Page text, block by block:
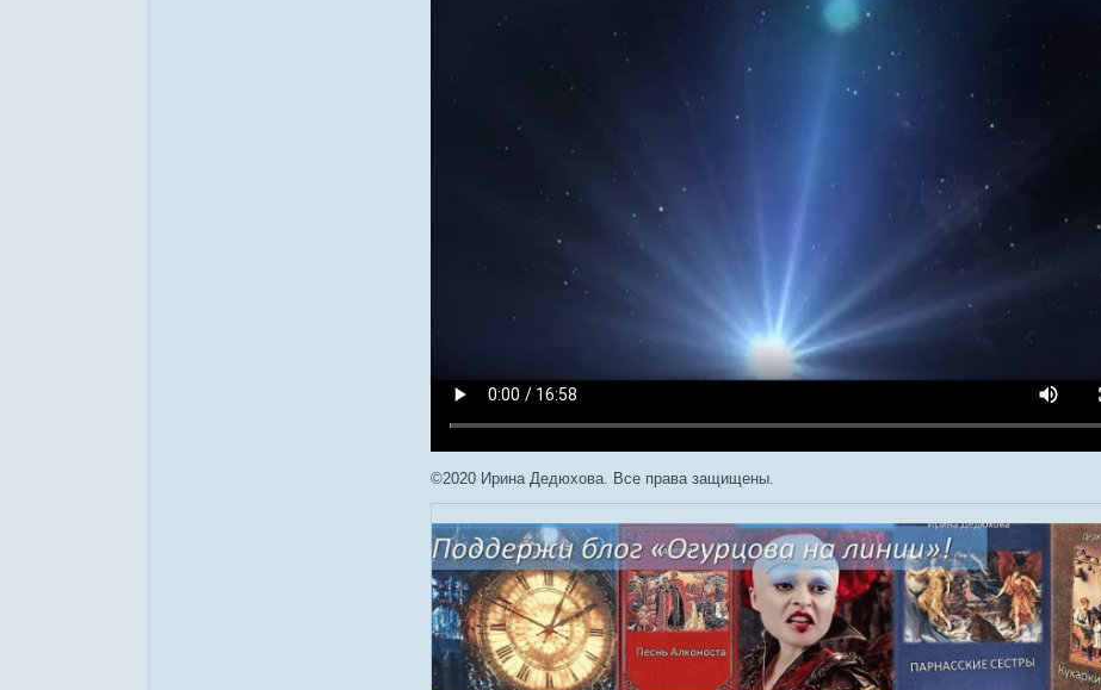
©2020 Ирина Дедюхова. Все права защищены.